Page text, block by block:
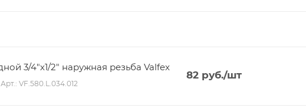
3/4"х1/2" наружная резьба Valfex
Арт.: VF.580.L.034.012
82 руб./шт